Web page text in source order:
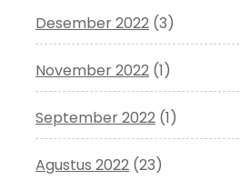
Desember 2022 (3)
November 2022 (1)
September 2022 (1)
Agustus 2022 (23)